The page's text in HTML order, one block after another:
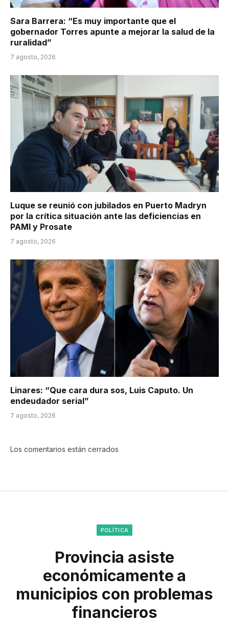
Sara Barrera: “Es muy importante que el
gobernador Torres apunte a mejorar la salud de la
ruralidad”
7 agosto, 2026
Luque se reunió con jubilados en Puerto Madryn
por la crítica situación ante las deficiencias en
PAMI y Prosate
7 agosto, 2026
Linares: “Que cara dura sos, Luis Caputo. Un
endeudador serial”
7 agosto, 2026
Los comentarios están cerrados
POLÍTICA
Provincia asiste
económicamente a
municipios con problemas
financieros